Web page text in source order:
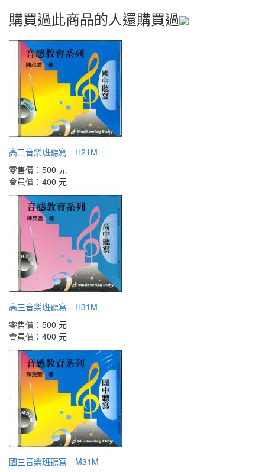
購買過此商品的人還購買過
高二音樂班聽寫 H21M
零售價： 500 元
會員價： 400 元
高三音樂班聽寫 H31M
零售價： 500 元
會員價： 400 元
國三音樂班聽寫 M31M